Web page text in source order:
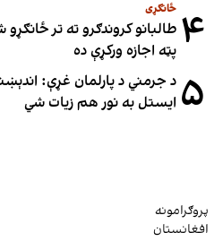
۴ ځانګړی
طالبانو کروندګرو ته تر ځانګړو
پټه اجازه ورکړې ده
۵ د جرمني د پارلمان غړې:
ایستل به نور هم زیات شي
پروګرامونه
افغانستان